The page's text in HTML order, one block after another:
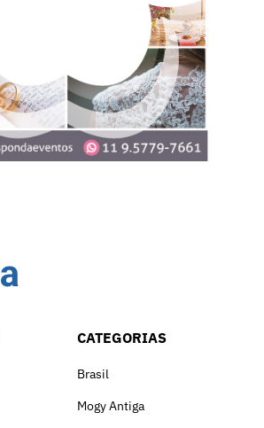
CATEGORIAS
Brasil
Mogy Antiga